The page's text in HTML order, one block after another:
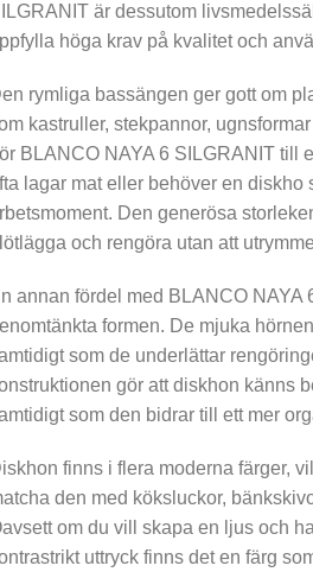
är dessutom
höga krav på kvalitet och
rymliga bassängen ger gott om
kastruller, stekpannor,
BLANCO NAYA 6 SILGRANIT till
lagar mat eller behöver en diskho
Den generösa
och rengöra utan att
annan fördel med BLANCO NAYA
formen. De mjuka
som de underlättar
gör att diskhon känns
som den bidrar till ett mer
finns i flera moderna färger,
den med köksluckor,
om du vill skapa en ljus och
uttryck finns det en färg